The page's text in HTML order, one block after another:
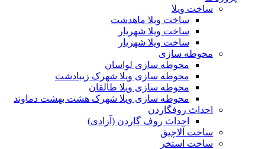
ساخت ویلا
ساخت ویلا ماهدشت
ساخت ویلا شهریار
ساخت ویلا شهریار
محوطه سازی
محوطه سازی لواسان
محوطه سازی ویلا شهرک زیبادشت
محوطه سازی ویلا طالقان
محوطه سازی ویلا شهرک هشت بهشت دماوند
احداث روفگاردن
احداث روف گاردن (آزادی)
ساخت آلاچیق
ساخت استخر